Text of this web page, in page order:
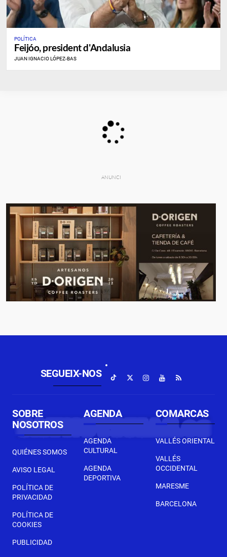
POLÍTICA
Feijóo, president d'Andalusia
JUAN IGNACIO LÓPEZ-BAS
SEGUEIX-NOS
SOBRE
NOSOTROS
QUIÉNES SOMOS
AVISO LEGAL
POLÍTICA DE
PRIVACIDAD
POLÍTICA DE
COOKIES
PUBLICIDAD
AGENDA
AGENDA
CULTURAL
AGENDA
DEPORTIVA
COMARCAS
VALLÉS ORIENTAL
VALLÉS
OCCIDENTAL
MARESME
BARCELONA